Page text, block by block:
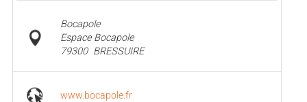
Bocapole
Espace Bocapole
79300 BRESSUIRE
www.bocapole.fr